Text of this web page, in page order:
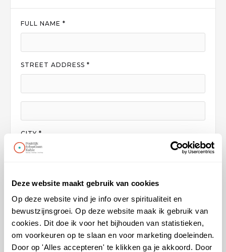
Deze website maakt gebruik van cookies
Op deze website vind je info over spiritualiteit en
bewustzijnsgroei. Op deze website maak ik gebruik van
cookies. Dit doe ik voor het bijhouden van statistieken,
om voorkeuren op te slaan en voor marketing doeleinden.
Door op 'Alles accepteren' te klikken ga je akkoord. Door
FULL NAME *
STREET ADDRESS *
CITY *
ZIP/POSTAL CODE *